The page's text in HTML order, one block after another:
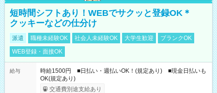
短時間シフトあり！WEBでサクッと登録OK＊
クッキーなどの仕分け
派遣 職種未経験OK 社会人未経験OK 大学生歓迎
ブランクOK
WEB登録・面接OK
給与
時給1500円 ■日払い・週払いOK！(規定あり) ■現金日払いも
OK(規定あり)
交通費別途支給あり